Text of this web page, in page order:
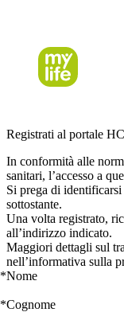
Registrati al portale
In conformità alle
sanitari, l’accesso a
Si prega di
sottostante.
Una volta registrato,
all’indirizzo indicato.
Maggiori dettagli sul
nell’informativa sulla
*Nome
*Cognome